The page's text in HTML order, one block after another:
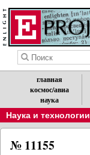
главная
космос/авиа
наука
Наука и технологии
№ 11155